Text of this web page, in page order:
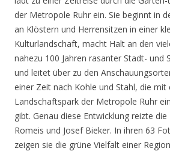
der Metropole Ruhr ein. Sie beginnt in
an Klöstern und Herrensitzen in einer
Kulturlandschaft, macht Halt an den
nahezu 100 Jahren rasanter Stadt- und
und leitet über zu den
einer Zeit nach Kohle und Stahl, die mit
Landschaftspark der Metropole Ruhr
gibt. Genau diese Entwicklung reizte
Romeis und Josef Bieker. In ihren 63
zeigen sie die grüne Vielfalt einer